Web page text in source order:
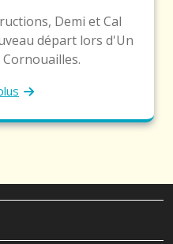
Demi et Cal
départ lors d'Un